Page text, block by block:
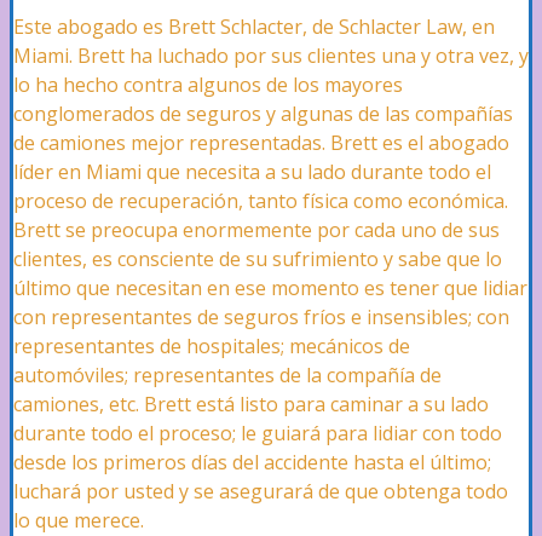
Mordidas de Perros
Accidentes Ferroviarios
Lesiones Cerebrales
Abuso Sexual de Menores
Seguridad Negligente
Este abogado es Brett Schlacter, de Schlacter Law, en
Miami. Brett ha luchado por sus clientes una y otra vez, y
lo ha hecho contra algunos de los mayores
conglomerados de seguros y algunas de las compañías
de camiones mejor representadas. Brett es el abogado
líder en Miami que necesita a su lado durante todo el
proceso de recuperación, tanto física como económica.
Brett se preocupa enormemente por cada uno de sus
clientes, es consciente de su sufrimiento y sabe que lo
último que necesitan en ese momento es tener que lidiar
con representantes de seguros fríos e insensibles; con
representantes de hospitales; mecánicos de
automóviles; representantes de la compañía de
camiones, etc. Brett está listo para caminar a su lado
durante todo el proceso; le guiará para lidiar con todo
desde los primeros días del accidente hasta el último;
luchará por usted y se asegurará de que obtenga todo
lo que merece.